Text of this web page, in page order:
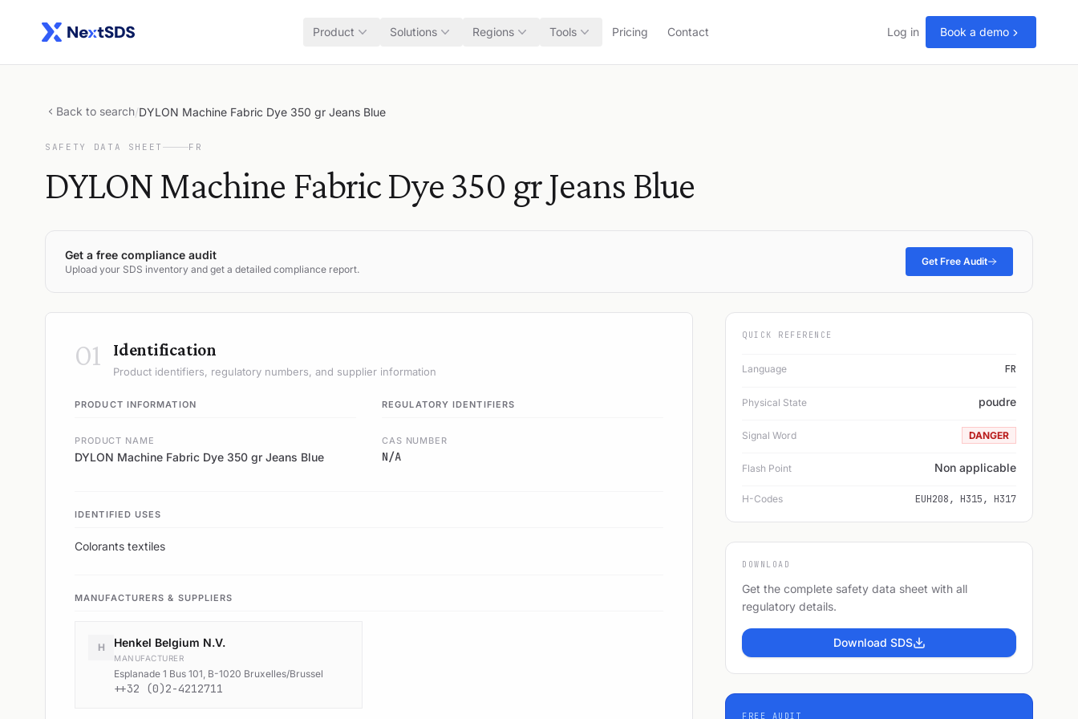
Product Solutions Regions Tools Pricing Contact Log in Book a demo
Back to search/DYLON Machine Fabric Dye 350 gr Jeans Blue
SAFETY DATA SHEET FR
DYLON Machine Fabric Dye 350 gr Jeans Blue
Get a free compliance audit
Upload your SDS inventory and get a detailed compliance report.
Get Free Audit
01 Identification
Product identifiers, regulatory numbers, and supplier information
PRODUCT INFORMATION
PRODUCT NAME
DYLON Machine Fabric Dye 350 gr Jeans Blue
REGULATORY IDENTIFIERS
CAS NUMBER
N/A
IDENTIFIED USES
Colorants textiles
MANUFACTURERS & SUPPLIERS
H Henkel Belgium N.V.
MANUFACTURER
Esplanade 1 Bus 101, B-1020 Bruxelles/Brussel
++32 (0)2-4212711
QUICK REFERENCE
Language FR
Physical State poudre
Signal Word DANGER
Flash Point Non applicable
H-Codes EUH208, H315, H317
DOWNLOAD
Get the complete safety data sheet with all
regulatory details.
Download SDS
FREE AUDIT